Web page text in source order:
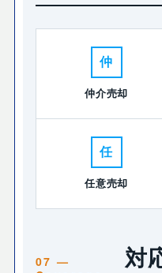
仲
仲介売却
任
任意売却
対